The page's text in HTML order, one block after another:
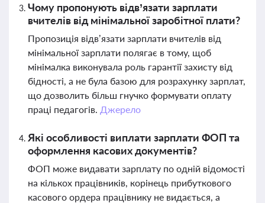
Чому пропонують відв’язати зарплати
вчителів від мінімальної заробітної плати?
Пропозиція відв’язати зарплати вчителів від
мінімальної зарплати полягає в тому, щоб
мінімалка виконувала роль гарантії захисту від
бідності, а не була базою для розрахунку зарплат,
що дозволить більш гнучко формувати оплату
праці педагогів. Джерело
Які особливості виплати зарплати ФОП та
оформлення касових документів?
ФОП може видавати зарплату по одній відомості
на кількох працівників, корінець прибуткового
касового ордера працівнику не видається, а